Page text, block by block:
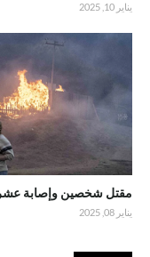
يناير 10, 2025
مقتل شخصين وإصابة
يناير 08, 2025